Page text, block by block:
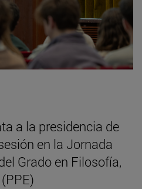
a la presidencia de
en la Jornada
Grado en Filosofía,